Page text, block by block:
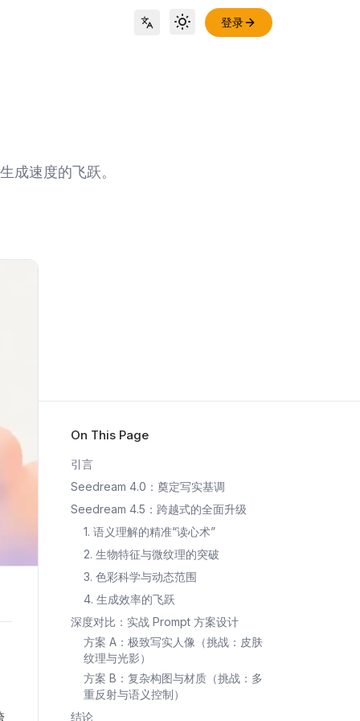
Locale Switch
Toggle theme
登录
成速度的飞跃。
On This Page
引言
Seedream 4.0：奠定写实基调
Seedream 4.5：跨越式的全面升级
1. 语义理解的精准“读心术”
2. 生物特征与微纹理的突破
3. 色彩科学与动态范围
4. 生成效率的飞跃
深度对比：实战 Prompt 方案设计
方案 A：极致写实人像（挑战：皮肤
纹理与光影）
方案 B：复杂构图与材质（挑战：多
重反射与语义控制）
结论